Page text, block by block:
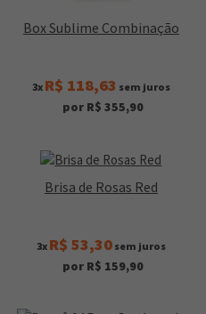
Box Sublime Combinação
3x R$ 118,63 sem juros
por R$ 355,90
Brisa de Rosas Red
3x R$ 53,30sem juros
por R$ 159,90